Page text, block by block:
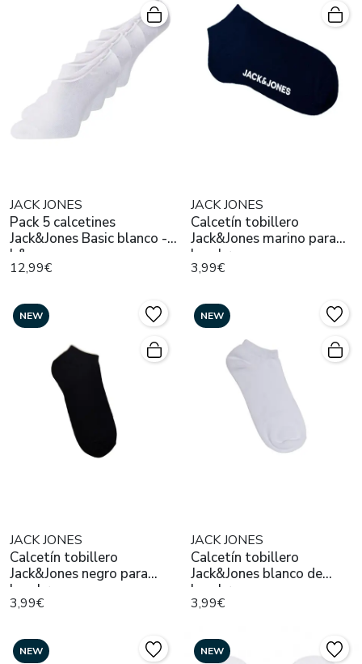
JACK JONES
Pack 5 calcetines
Jack&Jones Basic blanco -
b&
12,99€
JACK JONES
Calcetín tobillero
Jack&Jones marino para
hombre
3,99€
NEW
JACK JONES
Calcetín tobillero
Jack&Jones negro para
hombre
3,99€
NEW
JACK JONES
Calcetín tobillero
Jack&Jones blanco de
hombre
3,99€
NEW NEW